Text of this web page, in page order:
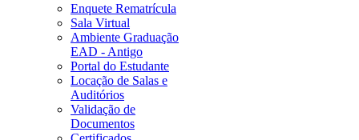
Enquete Rematrícula
Sala Virtual
Ambiente Graduação
EAD - Antigo
Portal do Estudante
Locação de Salas e
Auditórios
Validação de
Documentos